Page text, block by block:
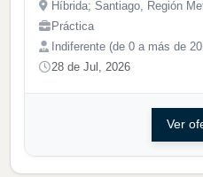
Híbrida; Santiago, Región
Práctica
Indiferente (de 0 a más de
28 de Jul, 2026
Ver